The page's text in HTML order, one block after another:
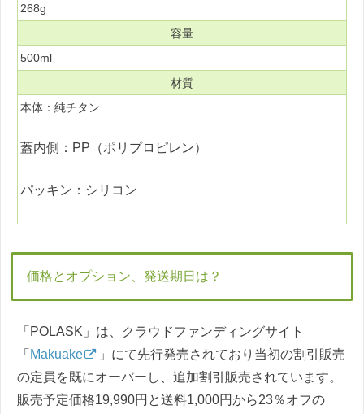
268g
容量
500ml
材質
本体：純チタン
蓋内側：PP（ポリプロピレン）
パッキン：シリコン
価格とオプション、発送期日は？
「POLASK」は、クラウドファンディングサイト
「 Makuake
」にて先行発売されており当初の割引販売
の定員を既にオーバーし、追加割引販売されています。
販売予定価格19,990円と送料1,000円から23％オフの